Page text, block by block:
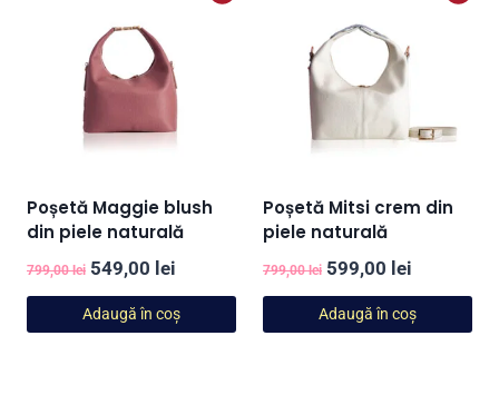
Poșetă Maggie blush
din piele naturală
799,00lei Prețul
inițial
a
549,00 lei
curent
este:
Adaugă în coș
Poșetă Mitsi crem din
piele naturală
799,00lei Prețul
inițial
a
599,00 lei
curent
este:
Adaugă în coș